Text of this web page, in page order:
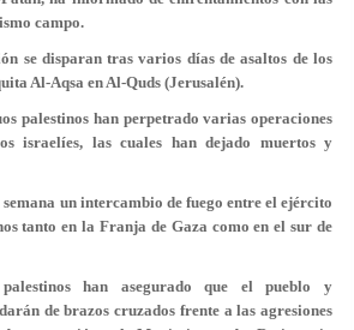
campo.
se disparan tras varios días de asaltos de los
Al-Aqsa en Al-Quds (Jerusalén).
palestinos han perpetrado varias operaciones
israelíes, las cuales han dejado muertos y
un intercambio de fuego entre el ejército
tanto en la Franja de Gaza como en el sur de
han asegurado que el pueblo y
de brazos cruzados frente a las agresiones